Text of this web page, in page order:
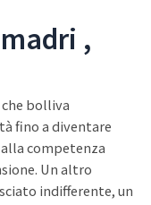
,
bolliva
fino a diventare
competenza
Un altro
indifferente, un